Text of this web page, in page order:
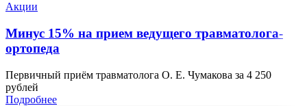
Акции
Минус 15% на прием ведущего травматолога-
ортопеда
Первичный приём травматолога О. Е. Чумакова за 4 250
рублей
Подробнее